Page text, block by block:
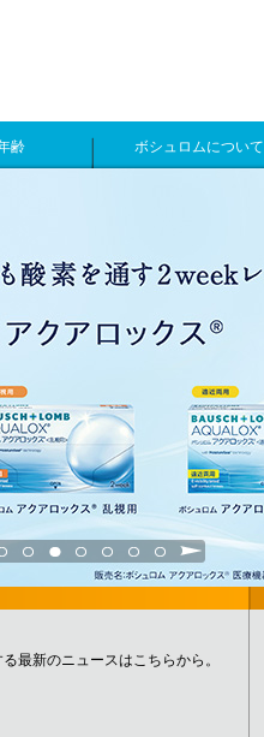
齢 ボシュロムについて
4 5 6 7 8 9
最新のニュースはこちらから。